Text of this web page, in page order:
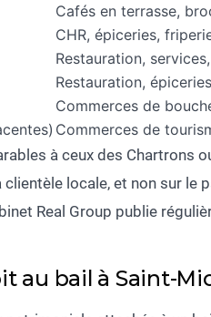
Cafés en terrasse,
CHR, épiceries,
Restauration,
Restauration,
Commerces de
Commerces de
à ceux des Chartrons
locale, et non sur
Real Group publie
au bail à Saint-